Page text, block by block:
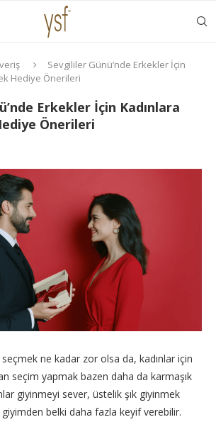
Sevgililer Günü’nde Erkekler İçin
Hediye Önerileri
Erkekler İçin Kadınlara
Önerileri
ne kadar zor olsa da, kadınlar için
seçim yapmak bazen daha da karmaşık
giyinmeyi sever, üstelik şık giyinmek
belki daha fazla keyif verebilir.